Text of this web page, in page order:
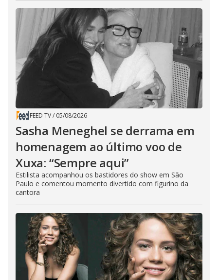
FEED TV/ 05/08/2026
Sasha Meneghel se derrama em
homenagem ao último voo de
Xuxa: “Sempre aqui”
Estilista acompanhou os bastidores do show em São
Paulo e comentou momento divertido com figurino da
cantora